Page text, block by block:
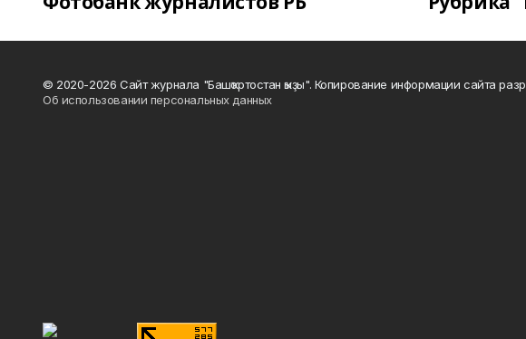
© 2020-2026 Сайт журнала "Башҡортостан ҡыҙы". Копирование информации сайта
Об использовании персональных данных